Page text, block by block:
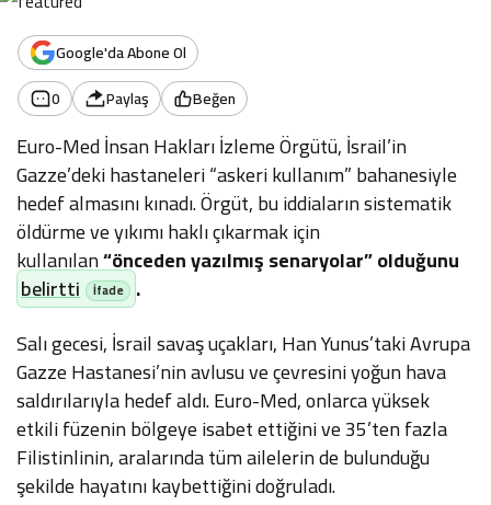
Google'da Abone Ol
0
Paylaş Beğen
Euro-Med İnsan Hakları İzleme Örgütü, İsrail’in
Gazze’deki hastaneleri “askeri kullanım” bahanesiyle
hedef almasını kınadı. Örgüt, bu iddiaların sistematik
öldürme ve yıkımı haklı çıkarmak için
kullanılan“önceden yazılmış senaryolar” olduğunu
belirtti
.
Salı gecesi, İsrail savaş uçakları, Han Yunus’taki Avrupa
Gazze Hastanesi’nin avlusu ve çevresini yoğun hava
saldırılarıyla hedef aldı. Euro-Med, onlarca yüksek
etkili füzenin bölgeye isabet ettiğini ve 35’ten fazla
Filistinlinin, aralarında tüm ailelerin de bulunduğu
şekilde hayatını kaybettiğini doğruladı.